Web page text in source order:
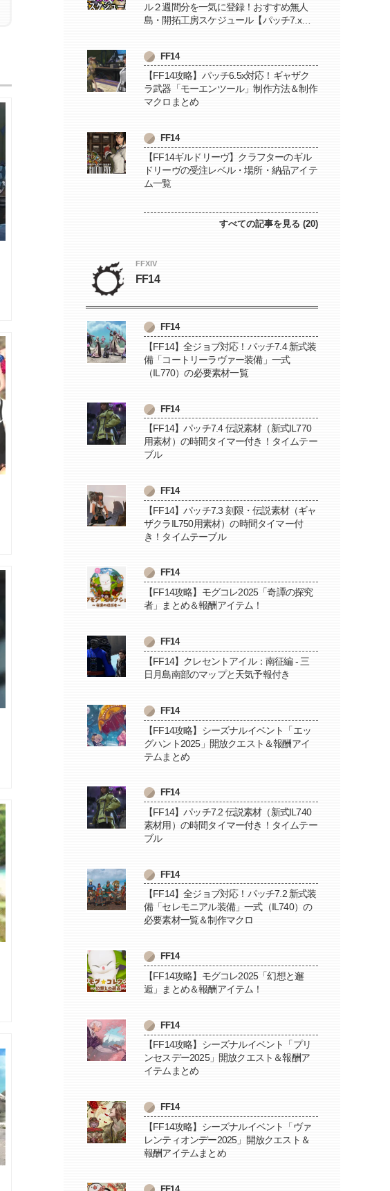
ル２週間分を一気に登録！おすすめ無人
島・開拓工房スケジュール【パッチ7.x対
FF14
【FF14攻略】パッチ6.5x対応！ギャザク
ラ武器「モーエンツール」制作方法＆制作
マクロまとめ
FF14
【FF14ギルドリーヴ】クラフターのギル
ドリーヴの受注レベル・場所・納品アイテ
ム一覧
すべての記事を見る (20)
FFXIV
FF14
FF14
【FF14】全ジョブ対応！パッチ7.4 新式装
備「コートリーラヴァー装備」一式
（IL770）の必要素材一覧
FF14
【FF14】パッチ7.4 伝説素材（新式IL770
用素材）の時間タイマー付き！タイムテー
ブル
FF14
【FF14】パッチ7.3 刻限・伝説素材（ギャ
ザクラIL750用素材）の時間タイマー付
き！タイムテーブル
FF14
【FF14攻略】モグコレ2025「奇譚の探究
者」まとめ＆報酬アイテム！
FF14
【FF14】クレセントアイル：南征編 - 三
日月島南部のマップと天気予報付き
FF14
【FF14攻略】シーズナルイベント「エッ
グハント2025」開放クエスト＆報酬アイ
テムまとめ
FF14
【FF14】パッチ7.2 伝説素材（新式IL740
素材用）の時間タイマー付き！タイムテー
ブル
FF14
【FF14】全ジョブ対応！パッチ7.2 新式装
備「セレモニアル装備」一式（IL740）の
必要素材一覧＆制作マクロ
FF14
【FF14攻略】モグコレ2025「幻想と邂
逅」まとめ＆報酬アイテム！
FF14
【FF14攻略】シーズナルイベント「プリ
ンセスデー2025」開放クエスト＆報酬ア
イテムまとめ
FF14
【FF14攻略】シーズナルイベント「ヴァ
レンティオンデー2025」開放クエスト＆
報酬アイテムまとめ